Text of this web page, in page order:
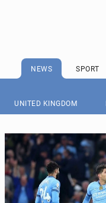
NEWS SPORT
UNITED KINGDOM